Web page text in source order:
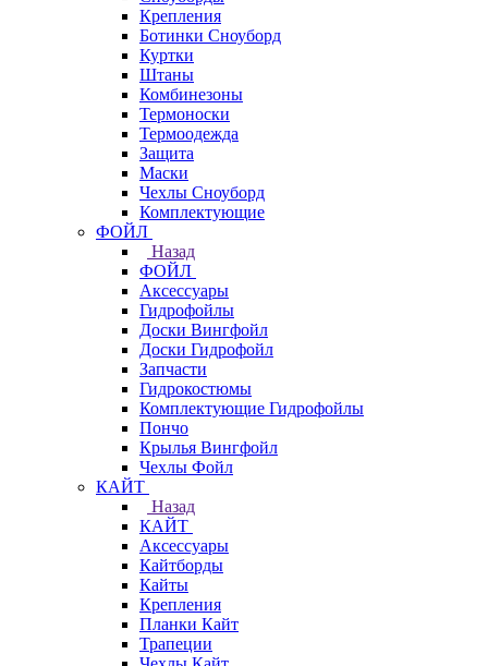
Крепления
Ботинки Сноуборд
Куртки
Штаны
Комбинезоны
Термоноски
Термоодежда
Защита
Маски
Чехлы Сноуборд
Комплектующие
ФОЙЛ
Назад
ФОЙЛ
Аксессуары
Гидрофойлы
Доски Вингфойл
Доски Гидрофойл
Запчасти
Гидрокостюмы
Комплектующие Гидрофойлы
Пончо
Крылья Вингфойл
Чехлы Фойл
КАЙТ
Назад
КАЙТ
Аксессуары
Кайтборды
Кайты
Крепления
Планки Кайт
Трапеции